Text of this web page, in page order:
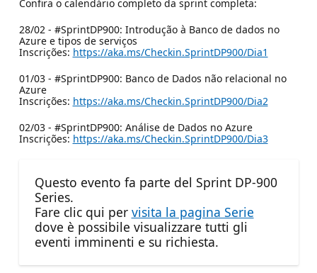
Confira o calendário completo da sprint completa:
28/02 - #SprintDP900: Introdução à Banco de dados no
Azure e tipos de serviços
Inscrições: https://aka.ms/Checkin.SprintDP900/Dia1
01/03 - #SprintDP900: Banco de Dados não relacional no
Azure
Inscrições: https://aka.ms/Checkin.SprintDP900/Dia2
02/03 - #SprintDP900: Análise de Dados no Azure
Inscrições: https://aka.ms/Checkin.SprintDP900/Dia3
Questo evento fa parte del Sprint DP-900
Series.
Fare clic qui per visita la pagina Serie
dove è possibile visualizzare tutti gli
eventi imminenti e su richiesta.